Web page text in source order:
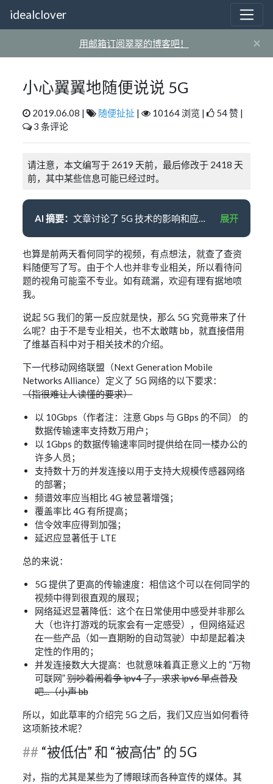
idealclover
用邮箱订阅翠翠的博客吧！ ×
小心翼翼地随便说说 5G
2019.06.08 | 随便扯扯 | 10164 浏览 |
54 赞 |
3 条评论
请注意，本文编写于 2619 天前，最后修改于 2418 天
前，其中某些信息可能已经过时。
AI 摘要： 文章讨论了 5G 技术的影响和应用。5G 提供了更高的传输速度、网络延迟显著降低和并发连接数大大提高。然而，5G 在目前的认知中既被低估也被高估。低估是因为 5G 将使生活发生巨大变化，而高估是因为我们往往高估新技术的应用场景。5G 可能更多地聚焦于硬件创新，如 VR/AR、车联网和智能家居等。此外，5G 的高传输速度意味着可以将底层存储设备架设在任意位置，实现轻量化的计算任务。在工业领域，5G 可能带来巨大的变革，但具体影响尚不明确。总的来说，5G 将对我们的生活产生深远影响。 展开
也算是前两天看何同学的视频，有点想法，就查了查资
料随便写了写。由于个人也并非专业相关，所以看待问
题的视角可能蛮不专业。如有疏漏，欢迎有理有据地喷
我。
说起 5G 我们的第一反应就是快，那么 5G 究竟带来了什
么呢？由于不是专业相关，也不太敢瞎 bb，就直接借用
了维基百科中对于相关技术的介绍。
下一代移动网络联盟（Next Generation Mobile
Networks Alliance）定义了 5G 网络的以下要求：
（指很难让人读懂的要求）
以 10Gbps（作者注：注意 Gbps 与 GBps 的不同） 的
数据传输速率支持数万用户；
以 1Gbps 的数据传输速率同时提供给在同一楼办公的
许多人员；
支持数十万的并发连接以用于支持大规模传感器网络
的部署；
频谱效率应当相比 4G 被显著增强；
覆盖率比 4G 有所提高；
信令效率应得到加强；
延迟应显著低于 LTE
总的来说：
5G 提供了更高的传输速度：相信这个可以在何同学的
视频中得到很直观的展现；
网络延迟显著降低：这个在日常使用中感受并非那么
大（也许打游戏的玩家会有一定感受），但网络延迟
在一些产品（如一直期盼的自动驾驶）中却是起着决
定性的作用的；
并发连接数大大提高：也就意味着真正意义上的 “万物
可联网”别吵着闹着争 ipv4 了，求求 ipv6 早点普及
吧...（小声 bb
所以，如此草率的介绍完 5G 之后，我们又应当如何看待
这项新技术呢？
“被低估” 和 “被高估” 的 5G
对，指的尤其是某些为了博眼球而各种宣传的媒体。其